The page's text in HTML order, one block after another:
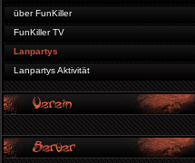
über FunKiller
FunKiller TV
Lanpartys
Lanpartys Aktivität